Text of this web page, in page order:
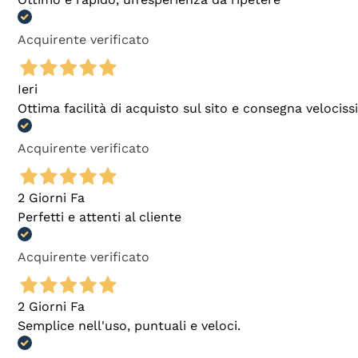
Acquirente verificato
Ieri
Ottima facilità di acquisto sul sito e consegna
Acquirente verificato
2 Giorni Fa
Perfetti e attenti al cliente
Acquirente verificato
2 Giorni Fa
Semplice nell'uso, puntuali e veloci.